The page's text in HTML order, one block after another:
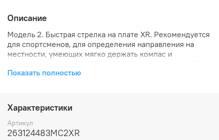
Описание
Модель 2. Быстрая стрелка на плате XR. Рекомендуется
для спортсменов, для определения направления на
местности, умеющих мягко держать компас и
самый быстрый компас. Время установки стрелки: 0,5-1
укороченный пластиковый корпус и удобную резинку на
палец. Вы можете его брать с собой в туристические
походы и прогулки по лесу для определения
направления маршрута. ВНИМАНИЕ! цвет резинки не
Показать полностью
Характеристики
Артикул
263124483MC2XR